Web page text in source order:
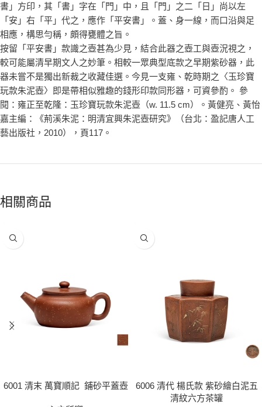
書」方印，其「書」字在「門」中，且「門」之二「日」尚以左
「安」右「平」代之，應作「平安書」。蓋、身一線，而口沿與足
相應，構思勻稱，頗得甕體之旨。
按留「平安書」款識之壺甚為少見，結合此器之壺工與壺況視之，
較可能屬清早期文人之妙筆。相較一眾典型底款之早期紫砂器，此
器未嘗不是獨出新裁之收藏佳選。今見一支雍、乾時期之〈玉珍寶
玩款朱泥壺〉即是帶相似雅趣的錢形印款同形器，可資參酌。 參
閱：雍正至乾隆：玉珍寶玩款朱泥壺（w. 11.5 cm）。黃健亮、黃怡
嘉主編：《荊溪朱泥：明清宜興朱泥壺研究》（台北：盈記唐人工
藝出版社，2010），頁117。
相關商品
6001 清末 萬寶順記 鋪砂平蓋壺
6006 清代 楊氏款 紫砂繪白泥五
清紋六方茶罐